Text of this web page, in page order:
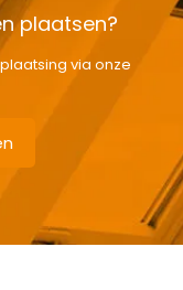
plaatsen?
via onze